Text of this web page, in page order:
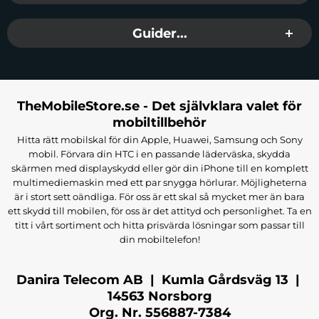
Skal som Kompletterar Din Stil:
Vi förstår vikten av att uttrycka din personliga stil.
färgstarka alternativ. Oavsett om du föredrar
minimalistisk elegans eller en lekfull touch, har vi
det perfekta skalet för att komplettera din stil.
Premium Material för Optimalt
Skydd:
Hos Themobilestore prioriterar vi kvalitet. Våra
iPhone 7-skal är tillverkade av premiummaterial
som hårdplast, silikon och läder för att säkerställa
med precision för att passa din iPhone 7 perfekt och
erbjuder enkel åtkomst till alla funktioner.
Skydda Mot Vardagens
Guider...
TheMobileStore.se - Det självklara valet för
mobiltillbehör
Hitta rätt mobilskal för din Apple, Huawei, Samsung och Sony
mobil. Förvara din HTC i en passande läderväska, skydda
skärmen med displayskydd eller gör din iPhone till en komplett
multimediemaskin med ett par snygga hörlurar. Möjligheterna
är i stort sett oändliga. För oss är ett skal så mycket mer än bara
ett skydd till mobilen, för oss är det attityd och personlighet. Ta en
titt i vårt sortiment och hitta prisvärda lösningar som passar till
din mobiltelefon!
Danira Telecom AB | Kumla Gårdsväg 13 |
14563 Norsborg
Org. Nr. 556887-7384